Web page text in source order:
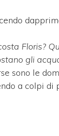
Floris?
gli
sono le
a colpi di